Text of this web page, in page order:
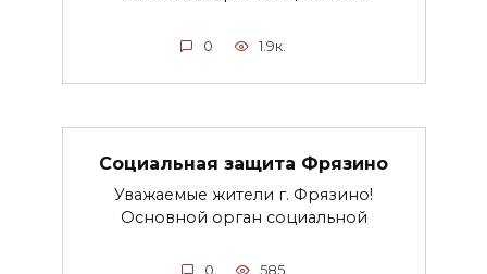
0 1.9к.
Социальная защита Фрязино
Уважаемые жители г. Фрязино!
Основной орган социальной
0 585